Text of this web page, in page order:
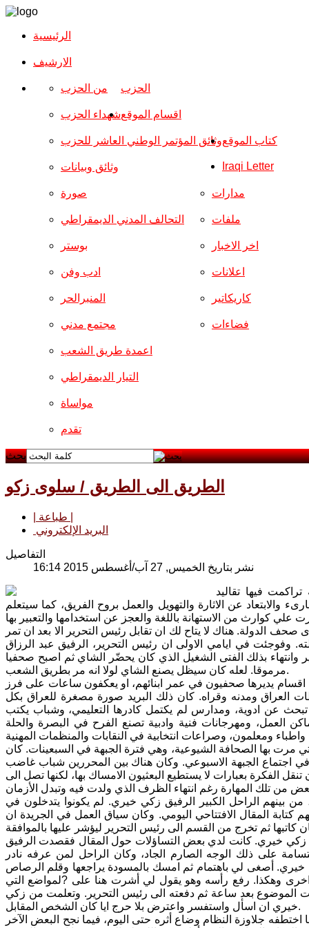
الرئيسية
الارشیف
الحزب من الحزب
شهداء الحزب
وثائق المؤتمر الوطني العاشر للحزب
وثائق وبيانات
اقسام الموقع
صورة
التحالف المدني الديمقراطي
بوستر
ادب وفن
المنبرالحر
مجتمع مدني
مدارات
ملفات
اخر الاخبار
اعلانات
كاريكاتير
فضاءات
اعمدة طريق الشعب
التيار الديمقراطي
مواساة
تقدم
كتاب الموقع
Iraqi Letter
بحث
الطريق الى الطريق / سلوى زكو
البريد الإلكتروني
التفاصيل
نشر بتاريخ الخميس, 27 آب/أغسطس 2015 16:14
فيها تقاليد
عن الاثارة والتهويل والعمل بروح الفريق، كما سيتعلم
هناك لا يتاح لك ان تقابل رئيس التحرير الا بعد ان تمر
وفوجئت في ايامي الاولى ان رئيس التحرير، الرفيق عبد الرزاق
وانتهاء بذلك الفتى الشغيل الذي كان يحضّر الشاي ثم اصبح صحفيا
مرموقا. لعله كان سيظل يصنع الشاي لولا انه مر بطريق الشعب.
يديرها صحفيون في عمر ابنائهم، او يعكفون ساعات على فرز
العراق ومدنه وقراه. كان ذلك البريد صورة مصغرة للعراق بكل
عن ادوية، ومدارس لم يكتمل كادرها التعليمي، وشباب يكتب
العمل، ومهرجانات فنية وادبية تصنع الفرح في البصرة والحلة
بها الصحافة الشيوعية، وهي فترة الجبهة في السبعينات. كان
الجبهة الاسبوعي. وكان هناك بين المحررين شباب غاضب
الفكرة بعبارات لا يستطيع البعثيون الامساك بها، لكنها تصل الى
بينهم الراحل الكبير الرفيق زكي خيري. لم يكونوا يتدخلون في
كتابة المقال الافتتاحي اليومي. وكان سياق العمل في الجريدة ان
زكي خيري. كانت لدي بعض التساؤلات حول المقال فقصدت الرفيق
على ذلك الوجه الصارم الجاد، وكان الراحل لمن عرفه نادر
أصغى لي باهتمام ثم امسك بالمسودة يراجعها وقلم الرصاص
وهكذا. رفع رأسه وهو يقول لي أشرت هنا على ?لمواضع التي
الموضوع بعد ساعة ثم دفعته الى رئيس التحرير. وتعلمت من زكي
خيري ان اسأل واستفسر واعترض بلا حرج ايا كان الشخص المقابل.
جلاوزة النظام وضاع أثره حتى اليوم، فيما نجح البعض الآخر